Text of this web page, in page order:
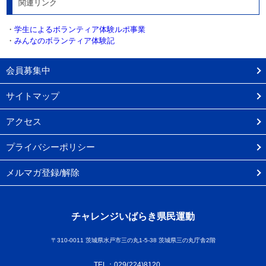
関連リンク
・学生によるボランティア体験ルポ事業
・みんなのボランティア体験記
会員募集中
サイトマップ
アクセス
プライバシーポリシー
メルマガ登録/解除
チャレンジいばらき県民運動
〒310-0011 茨城県水戸市三の丸1-5-38 茨城県三の丸庁舎2階